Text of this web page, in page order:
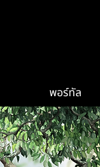
พอร์ทัล